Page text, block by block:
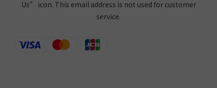
Us” icon. This email address is not used for customer
service.